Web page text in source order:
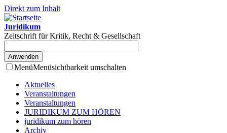
Direkt zum Inhalt
Juridikum
Zeitschrift für Kritik, Recht & Gesellschaft
MenüMenüsichtbarkeit umschalten
Aktuelles
Veranstaltungen
Veranstaltungen
JURIDIKUM ZUM HÖREN
juridikum zum hören
Archiv